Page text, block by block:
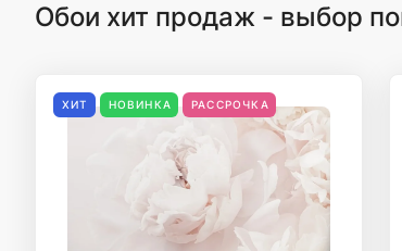
Обои хит продаж - выбор
ХИТ НОВИНКА РАССРОЧКА